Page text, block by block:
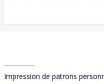
Impression de patrons